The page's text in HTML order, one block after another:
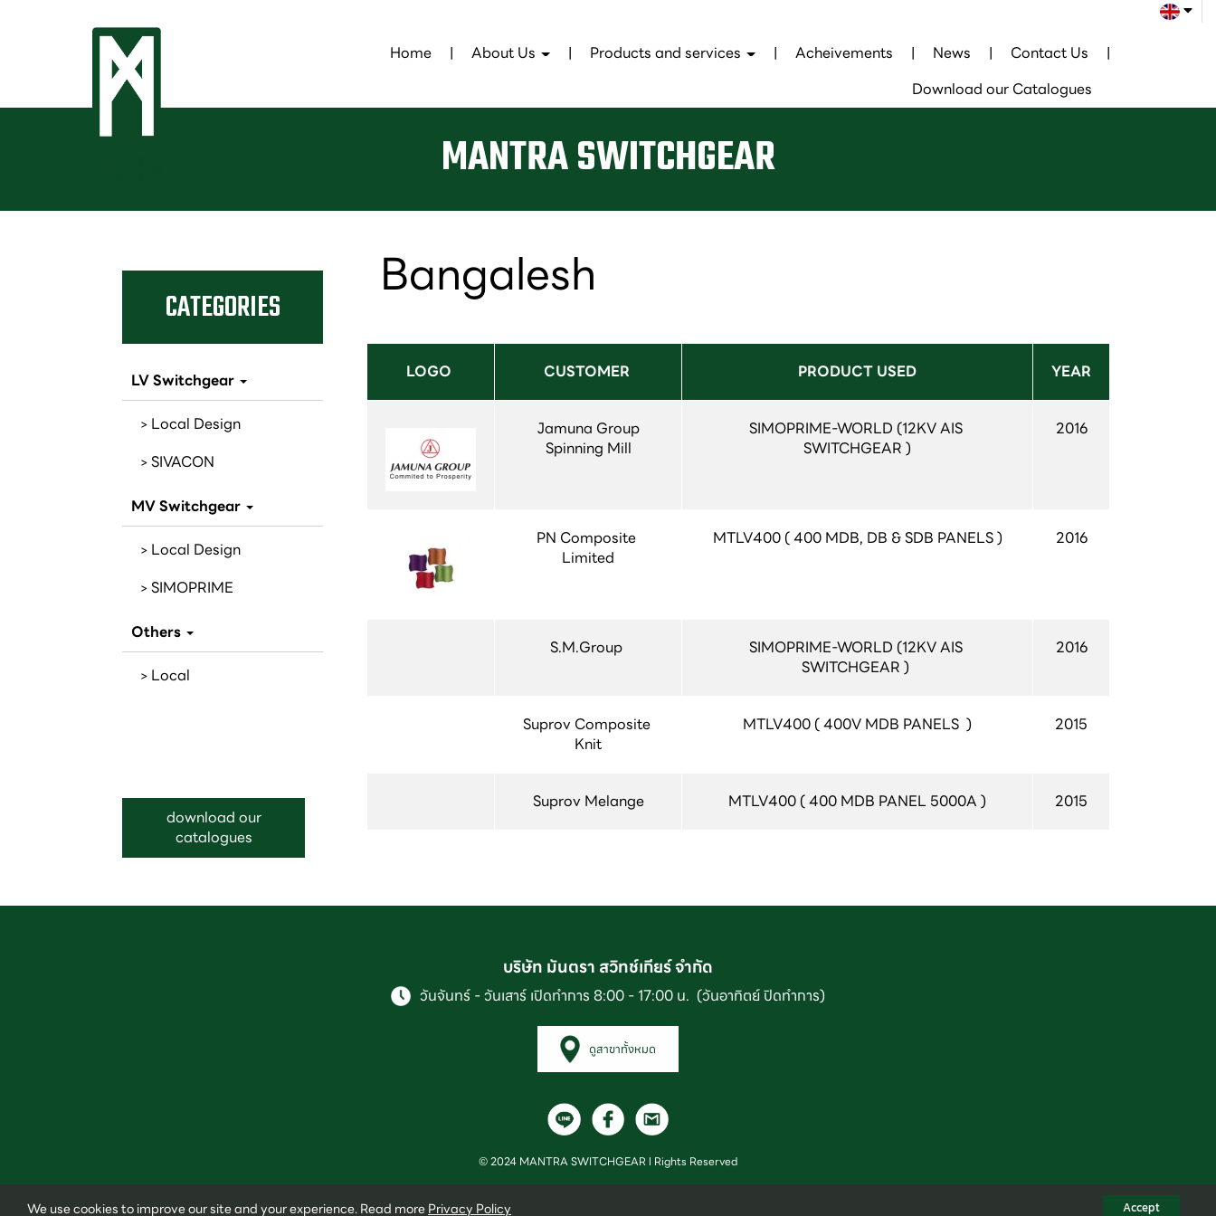
Home About Us Products and services Acheivements News
Contact Us
Download our Catalogues
MANTRA SWITCHGEAR
CATEGORIES
LV Switchgear
Local Design
SIVACON
MV Switchgear
Local Design
SIMOPRIME
Others
Local
download our
catalogues
Bangalesh
LOGO CUSTOMER PRODUCT USED YEAR
Jamuna Group
Spinning Mill
SIMOPRIME-WORLD (12KV AIS
SWITCHGEAR )
2016
PN Composite
Limited
MTLV400 ( 400 MDB, DB & SDB PANELS ) 2016
S.M.Group
SIMOPRIME-WORLD (12KV AIS
SWITCHGEAR )
2016
Suprov Composite
Knit
MTLV400 ( 400V MDB PANELS  ) 2015
Suprov Melange MTLV400 ( 400 MDB PANEL 5000A ) 2015
บริษัท มันตรา สวิทช์เกียร์ จำกัด
วันจันทร์ - วันเสาร์ เปิดทำการ 8:00 - 17:00 น. (วันอาทิตย์ ปิดทำการ)
ดูสาขาทั้งหมด
© 2024 MANTRA SWITCHGEAR l Rights Reserved
We use cookies to improve our site and your experience. Read morePrivacy Policy Accept